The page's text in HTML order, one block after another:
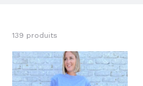
139 produits